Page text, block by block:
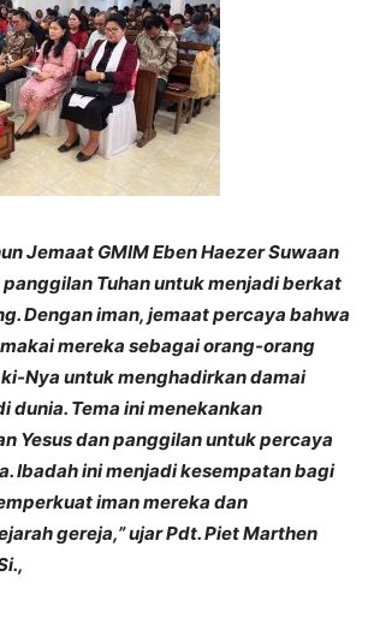
Jemaat GMIM Eben Haezer Suwaan
Tuhan untuk menjadi berkat
Dengan iman, jemaat percaya bahwa
mereka sebagai orang-orang
Nya untuk menghadirkan damai
dunia. Tema ini menekankan
Yesus dan panggilan untuk percaya
Ibadah ini menjadi kesempatan bagi
iman mereka dan
gereja,” ujar Pdt. Piet Marthen